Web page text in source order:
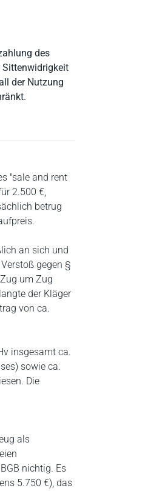
des
Sittenwidrigkeit
der Nutzung
"sale and rent
2.500 €,
betrug
an sich und
gegen §
um Zug
der Kläger
von ca.
insgesamt ca.
sowie ca.
Die
als
nichtig. Es
5.750 €), das